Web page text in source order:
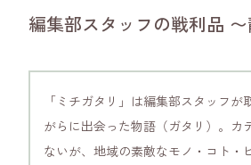
編集部スタッフの戦利品 〜
「ミチガタリ」は編集部スタッフが
がらに出会った物語（ガタリ）。カ
ないが、地域の素敵なモノ・コト・